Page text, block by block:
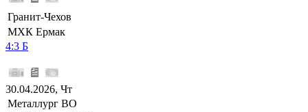
Гранит-Чехов
МХК Ермак
4:3 Б
30.04.2026, Чт
Металлург ВО